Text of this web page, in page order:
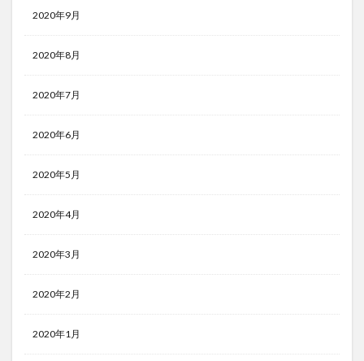
2020年9月
2020年8月
2020年7月
2020年6月
2020年5月
2020年4月
2020年3月
2020年2月
2020年1月